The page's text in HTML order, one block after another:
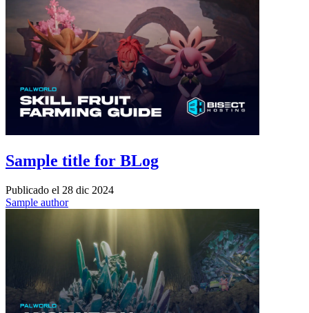
Sample title for BLog
Publicado el 28 dic 2024
Sample author